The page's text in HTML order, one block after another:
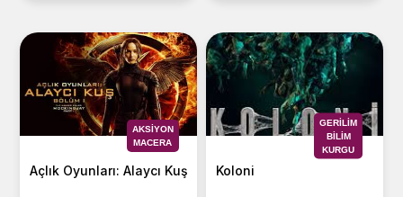
AKSIYON
MACERA
Açlık Oyunları: Alaycı Kuş Bölüm 1
GERILIM
BILIM
KURGU
Koloni